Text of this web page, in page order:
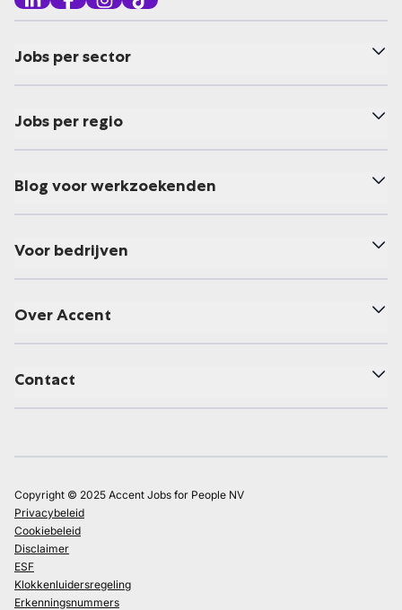
Jobs per sector
Jobs per regio
Blog voor werkzoekenden
Voor bedrijven
Over Accent
Contact
Copyright © 2025 Accent Jobs for People NV
Privacybeleid
Cookiebeleid
Disclaimer
ESF
Klokkenluidersregeling
Erkenningsnummers